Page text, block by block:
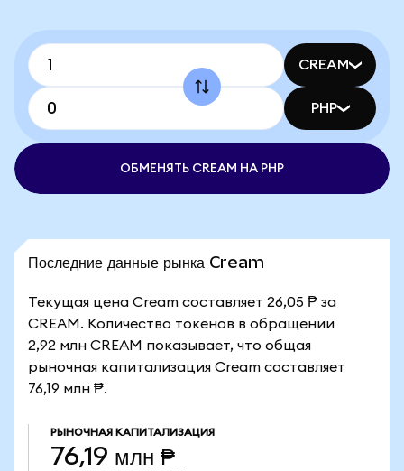
CREAM
PHP
ОБМЕНЯТЬ CREAM НА PHP
Последние данные рынка Cream
Текущая цена Cream составляет 26,05 ₱ за
CREAM. Количество токенов в обращении
2,92 млн CREAM показывает, что общая
рыночная капитализация Cream составляет
76,19 млн ₱.
РЫНОЧНАЯ КАПИТАЛИЗАЦИЯ
76,19 млн ₱